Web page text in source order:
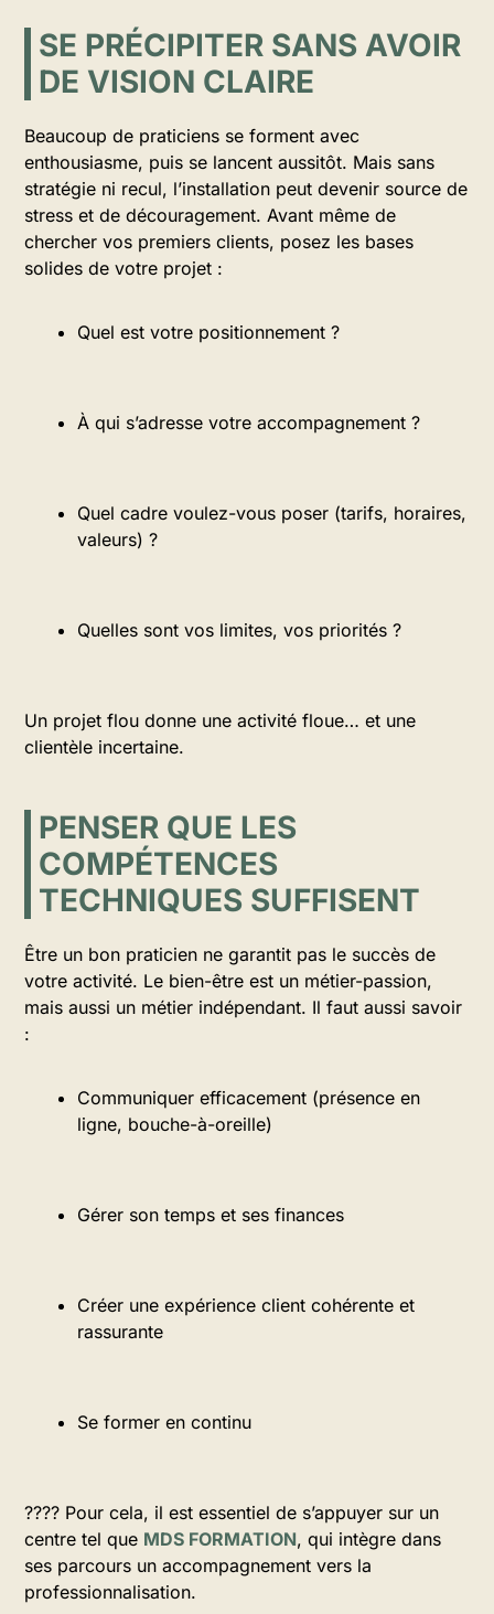
SE PRÉCIPITER SANS AVOIR
DE VISION CLAIRE
Beaucoup de praticiens se forment avec
enthousiasme, puis se lancent aussitôt. Mais sans
stratégie ni recul, l’installation peut devenir source de
stress et de découragement. Avant même de
chercher vos premiers clients, posez les bases
solides de votre projet :
Quel est votre positionnement ?
À qui s’adresse votre accompagnement ?
Quel cadre voulez-vous poser (tarifs, horaires,
valeurs) ?
Quelles sont vos limites, vos priorités ?
Un projet flou donne une activité floue… et une
clientèle incertaine.
PENSER QUE LES
COMPÉTENCES
TECHNIQUES SUFFISENT
Être un bon praticien ne garantit pas le succès de
votre activité. Le bien-être est un métier-passion,
mais aussi un métier indépendant. Il faut aussi savoir
:
Communiquer efficacement (présence en
ligne, bouche-à-oreille)
Gérer son temps et ses finances
Créer une expérience client cohérente et
rassurante
Se former en continu
???? Pour cela, il est essentiel de s’appuyer sur un
centre tel que MDS FORMATION, qui intègre dans
ses parcours un accompagnement vers la
professionnalisation.